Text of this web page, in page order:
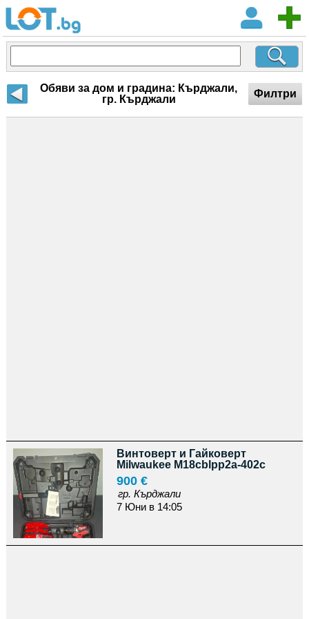
Обяви за дом и градина: Кърджали,
гр. Кърджали
Филтри
Винтоверт и Гайковерт
Milwaukee M18cblpp2a-402c
900 €
гр. Кърджали
7 Юни в 14:05